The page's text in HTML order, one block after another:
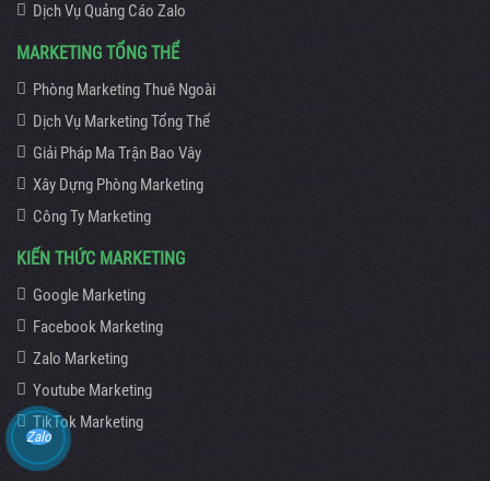
Dịch Vụ Quảng Cáo Zalo
MARKETING TỔNG THỂ
Phòng Marketing Thuê Ngoài
Dịch Vụ Marketing Tổng Thể
Giải Pháp Ma Trận Bao Vây
Xây Dựng Phòng Marketing
Công Ty Marketing
KIẾN THỨC MARKETING
Google Marketing
Facebook Marketing
Zalo Marketing
Youtube Marketing
TikTok Marketing
Zalo